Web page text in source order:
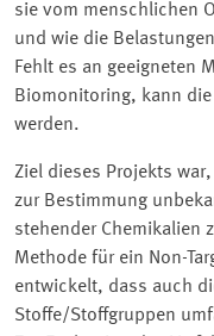
sie vom menschlichen
und wie die
Fehlt es an geeigneten
Biomonitoring, kann
werden.
Ziel dieses Projekts
zur Bestimmung
stehender Chemikalien
Methode für ein Non-
entwickelt, dass auch
Stoffe/Stoffgruppen